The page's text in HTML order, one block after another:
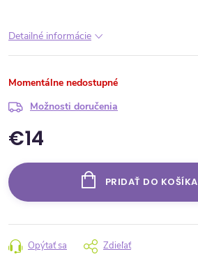
Detailné informácie
Momentálne nedostupné
Možnosti doručenia
€14
PRIDAŤ DO KOŠÍKA
Opýtať sa Zdieľať